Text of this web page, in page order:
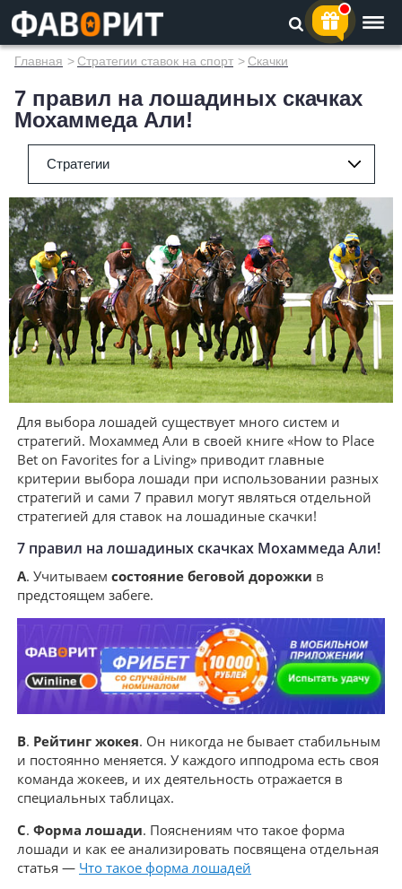
Главная > Стратегии ставок на спорт > Скачки
7 правил на лошадиных скачках
Мохаммеда Али!
Стратегии
Для выбора лошадей существует много систем и
стратегий. Мохаммед Али в своей книге «How to Place
Bet on Favorites for a Living» приводит главные
критерии выбора лошади при использовании разных
стратегий и сами 7 правил могут являться отдельной
стратегией для ставок на лошадиные скачки!
7 правил на лошадиных скачках Мохаммеда Али!
A. Учитываем состояние беговой дорожки в
предстоящем забеге.
B. Рейтинг жокея. Он никогда не бывает стабильным
и постоянно меняется. У каждого ипподрома есть своя
команда жокеев, и их деятельность отражается в
специальных таблицах.
C. Форма лошади. Пояснениям что такое форма
лошади и как ее анализировать посвящена отдельная
статья — Что такое форма лошадей